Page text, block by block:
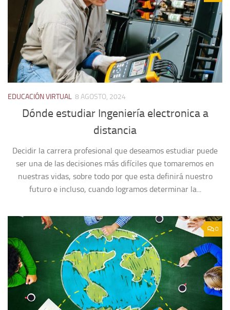
EDUCACIÓN VIRTUAL 8 AGOSTO, 2024
Dónde estudiar Ingeniería electronica a
distancia
Decidir la carrera profesional que deseamos estudiar puede
ser una de las decisiones más difíciles que tomaremos en
nuestras vidas, sobre todo por que esta definirá nuestro
futuro e incluso, cuando logramos determinar la...
0